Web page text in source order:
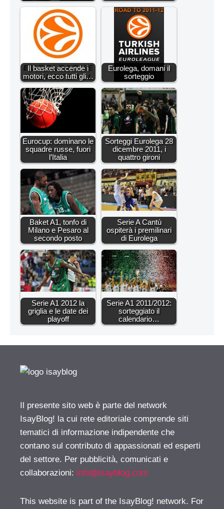
Il basket accende i
motori, ecco tutti gli…
Eurolega, domani il
sorteggio
Eurocup: dominano le
squadre russe, fuori
l’Italia
Sorteggi Eurolega 28
dicembre 2011, i
quattro gironi
Baket A1, tonfo di
Milano e Pesaro al
secondo posto
Serie A Cantù
ospiterà i premilinari
di Eurolega
Serie A1 2012 la
griglia e le date dei
playoff
Serie A1 2011/2012:
sorteggiato il
calendario…
Il presente sito web è parte del network
IsayBlog! la cui rete editoriale comprende siti
tematici di informazione indipendente che
contano sul contributo di appassionati ed esperti
del settore. Per pubblicità, comunicati e
collaborazioni: info@isayblog.com
This website is part of the IsayBlog! network. For